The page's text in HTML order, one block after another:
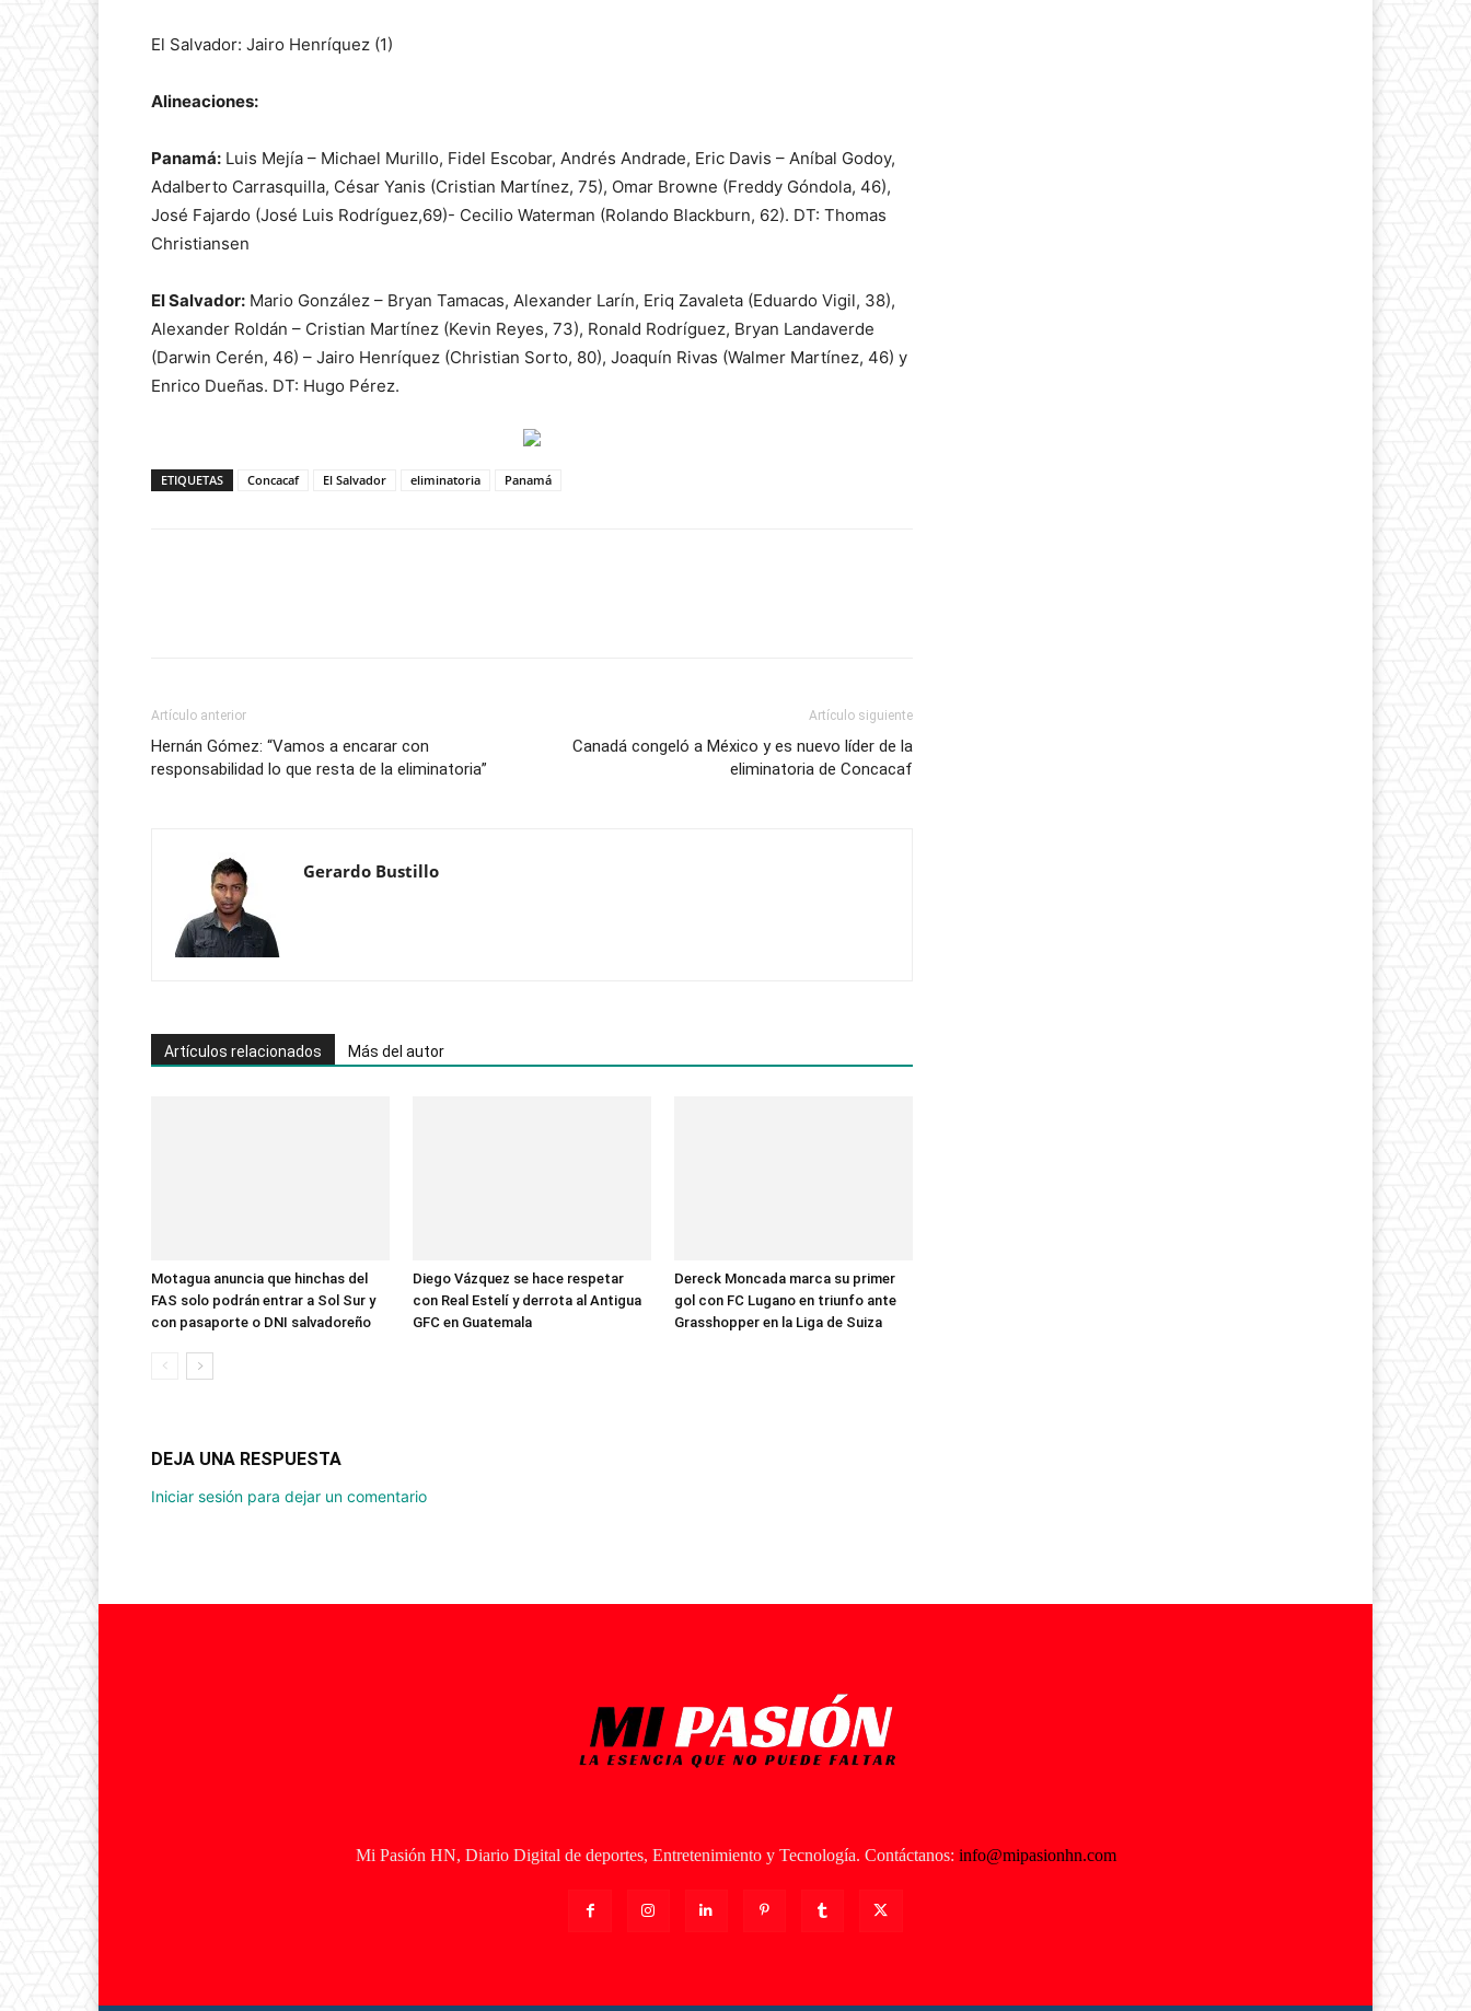
El Salvador: Jairo Henríquez (1)
Alineaciones:
Panamá: Luis Mejía – Michael Murillo, Fidel Escobar, Andrés Andrade, Eric Davis – Aníbal Godoy,
Adalberto Carrasquilla, César Yanis (Cristian Martínez, 75), Omar Browne (Freddy Góndola, 46),
José Fajardo (José Luis Rodríguez,69)- Cecilio Waterman (Rolando Blackburn, 62). DT: Thomas
Christiansen
El Salvador: Mario González – Bryan Tamacas, Alexander Larín, Eriq Zavaleta (Eduardo Vigil, 38),
Alexander Roldán – Cristian Martínez (Kevin Reyes, 73), Ronald Rodríguez, Bryan Landaverde
(Darwin Cerén, 46) – Jairo Henríquez (Christian Sorto, 80), Joaquín Rivas (Walmer Martínez, 46) y
Enrico Dueñas. DT: Hugo Pérez.
ETIQUETAS Concacaf El Salvador eliminatoria Panamá
Artículo anterior
Hernán Gómez: “Vamos a encarar con
responsabilidad lo que resta de la eliminatoria”
Artículo siguiente
Canadá congeló a México y es nuevo líder de la
eliminatoria de Concacaf
Gerardo Bustillo
Artículos relacionados Más del autor
Motagua anuncia que hinchas del
FAS solo podrán entrar a Sol Sur y
con pasaporte o DNI salvadoreño
Diego Vázquez se hace respetar
con Real Estelí y derrota al Antigua
GFC en Guatemala
Dereck Moncada marca su primer
gol con FC Lugano en triunfo ante
Grasshopper en la Liga de Suiza
DEJA UNA RESPUESTA
Iniciar sesión para dejar un comentario
Mi Pasión HN, Diario Digital de deportes, Entretenimiento y Tecnología. Contáctanos: info@mipasionhn.com